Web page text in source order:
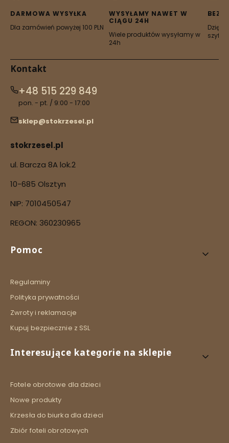
DARMOWA WYSYŁKA
Dla zamówień powyżej 100 PLN
WYSYŁAMY NAWET W
CIĄGU 24H
Wiele produktów wysyłamy w
24h
Dzięki
Kontakt
+48 515 229 849
pon. - pt. / 9:00 - 17:00
sklep@stokrzesel.pl
stokrzesel.pl
ul. Barcza 8A lok.2
10-685 Olsztyn
NIP: 7010450547
REGON: 360230965
Linki w stopce
Pomoc
Regulaminy
Polityka prywatności
Zwroty i reklamacje
Kupuj bezpiecznie z SSL
Interesujące kategorie na sklepie
Fotele obrotowe dla dzieci
Nowe produkty
Krzesła do biurka dla dzieci
Zbiór foteli obrotowych